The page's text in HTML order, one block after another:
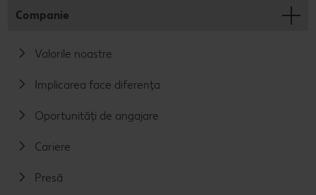
Companie
Valorile noastre
Implicarea face diferența
Oportunități de angajare
Cariere
Presă